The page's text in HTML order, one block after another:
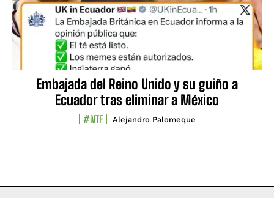
Embajada del Reino Unido y su guiño a
Ecuador tras eliminar a México
#NTF Alejandro Palomeque